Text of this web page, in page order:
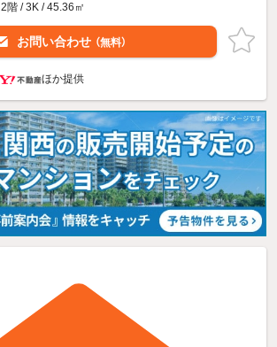
2階 / 3K / 45.36㎡
お問い合わせ （無料）
ほか提供